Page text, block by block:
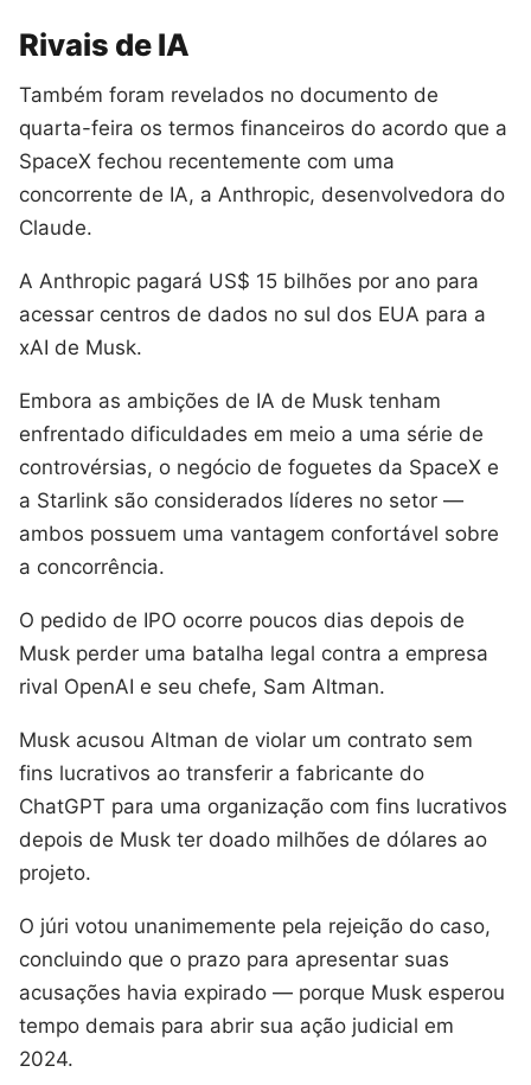
Rivais de IA
Também foram revelados no documento de
quarta-feira os termos financeiros do acordo que a
SpaceX fechou recentemente com uma
concorrente de IA, a Anthropic, desenvolvedora do
Claude.
A Anthropic pagará US$ 15 bilhões por ano para
acessar centros de dados no sul dos EUA para a
xAI de Musk.
Embora as ambições de IA de Musk tenham
enfrentado dificuldades em meio a uma série de
controvérsias, o negócio de foguetes da SpaceX e
a Starlink são considerados líderes no setor —
ambos possuem uma vantagem confortável sobre
a concorrência.
O pedido de IPO ocorre poucos dias depois de
Musk perder uma batalha legal contra a empresa
rival OpenAI e seu chefe, Sam Altman.
Musk acusou Altman de violar um contrato sem
fins lucrativos ao transferir a fabricante do
ChatGPT para uma organização com fins lucrativos
depois de Musk ter doado milhões de dólares ao
projeto.
O júri votou unanimemente pela rejeição do caso,
concluindo que o prazo para apresentar suas
acusações havia expirado — porque Musk esperou
tempo demais para abrir sua ação judicial em
2024.